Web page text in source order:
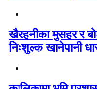
खैरहनीका मुसहर र
निःशुल्क खानेपानी